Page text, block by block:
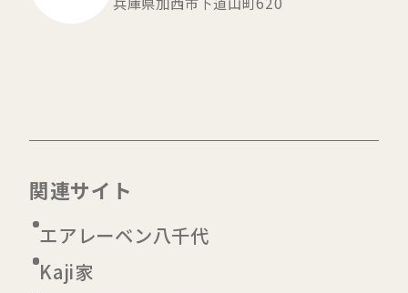
関連サイト
エアレーベン八千代
Kaji家